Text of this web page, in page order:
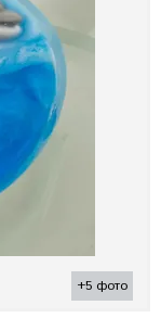
+5 фото